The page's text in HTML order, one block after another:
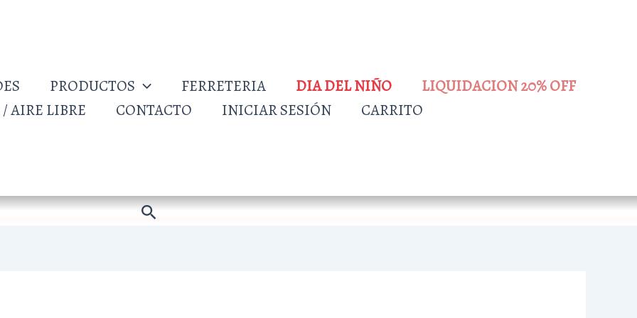
PRODUCTOS FERRETERIA DIA DEL NIÑO
LIQUIDACION 20% OFF
AIRE LIBRE
CONTACTO INICIAR SESIÓN CARRITO
Buscar